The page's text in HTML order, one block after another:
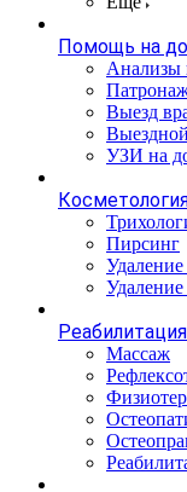
Помощь на
Анализы
Выезд
УЗИ на
Пирсинг
Удаление
Реабилитация
Массаж